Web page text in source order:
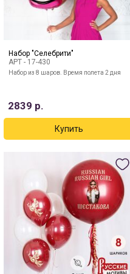
Набор "Селебрити"
АРТ - 17-430
Набор из 8 шаров. Время полета 2 дня
2839 р.